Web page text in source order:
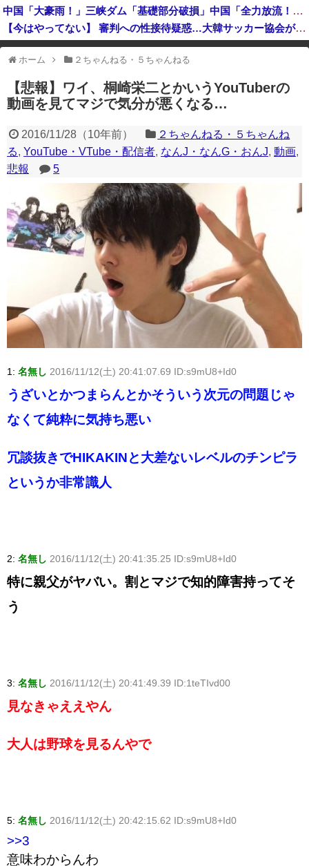
中国「大豪雨！」三峡ダム「基礎部分破損」中国「全力放流！」台風13号「中国上陸予測」台風15号「中国接近（画像」中国「台風同時上陸！（穀物生産が壊滅危機」→
【今はやってない】 審判への性接待疑惑…大韓サッカー協会が声明「現在は一切発生していない」
先日エアコンの効きが悪いと右往左往してた奴やが
一部のコンテンツが表示されなくなったり、サイト全体のレイアウトが崩れ
たりする場合があります。
ホーム ２ちゃんねる・５ちゃんねる
【悲報】ワイ、桐崎栄二とかいうYouTuberの
動画を見てマジで気分が悪くなる…
2016/11/28（10年前）
２ちゃんねる・５ちゃんね
る, YouTube・VTube・配信者, なんJ・なんG・おんJ, 動画,
悲報
5
1: 名無し 2016/11/12(土) 20:41:07.69 ID:s9mU8+Id0
うざいとかつまらんとかそういう次元の問題じゃ
なくて純粋に気持ち悪い
冗談抜きでHIKAKINと大差ないレベルのチンピラ
というか非常識人
2: 名無し 2016/11/12(土) 20:41:35.25 ID:s9mU8+Id0
特に親父がヤバい。割とマジで知的障害持ってそ
う
3: 名無し 2016/11/12(土) 20:41:49.39 ID:1teTIvd00
見なきゃええやん
大人は野球を見るんやで
5: 名無し 2016/11/12(土) 20:42:15.62 ID:s9mU8+Id0
>>3
意味わからんわ